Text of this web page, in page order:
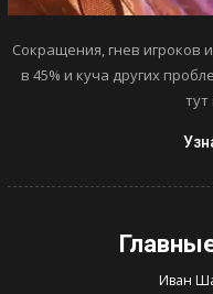
Сокращения, гнев игроков
в 45% и куча других
Иван